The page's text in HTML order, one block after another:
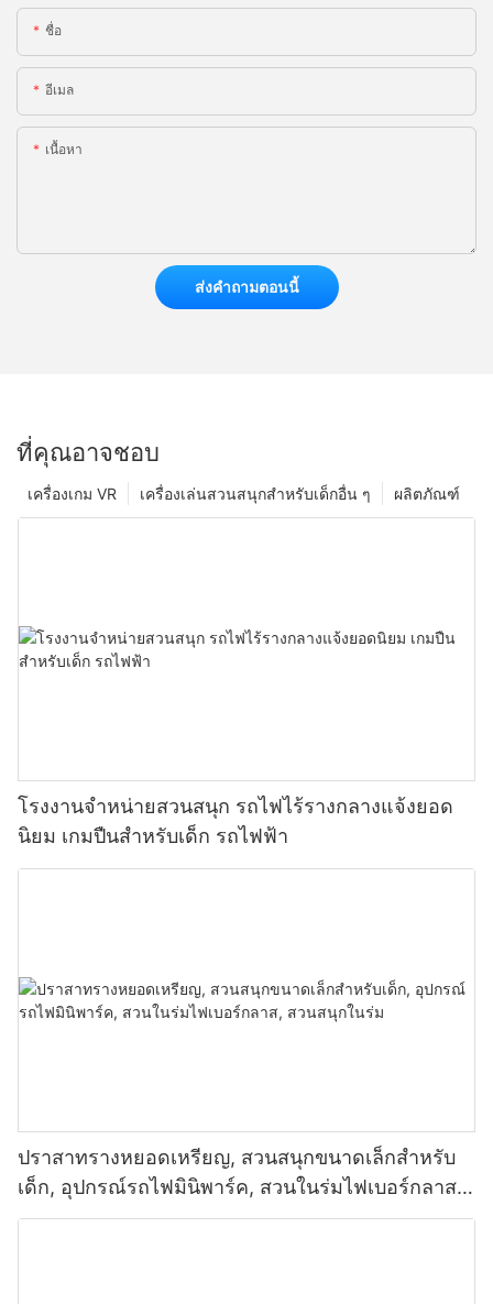
ชื่อ
อีเมล
เนื้อหา
ส่งคำถามตอนนี้
ที่คุณอาจชอบ
ผลิตภัณฑ์
เครื่องเล่นสวนสนุกสำหรับเด็กอื่น ๆ
เครื่องเกม VR
โรงงานจำหน่ายสวนสนุก รถไฟไร้รางกลางแจ้งยอด
นิยม เกมปืนสำหรับเด็ก รถไฟฟ้า
ปราสาทรางหยอดเหรียญ, สวนสนุกขนาดเล็กสำหรับ
เด็ก, อุปกรณ์รถไฟมินิพาร์ค, สวนในร่มไฟเบอร์กลาส,
สวนสนุกในร่ม